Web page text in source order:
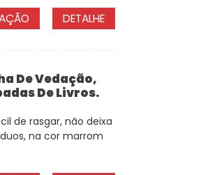
DETALHE
De Vedação,
De Livros.
de rasgar, não deixa
na cor marrom